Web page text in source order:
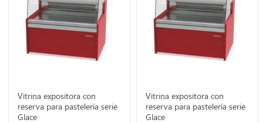
Vitrina expositora con
reserva para pastelería serie
Glace
Vitrina expositora con
reserva para pastelería serie
Glace